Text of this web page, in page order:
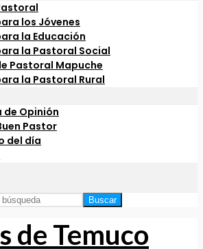
los Jóvenes
la Educación
la Pastoral Social
Pastoral Mapuche
la Pastoral Rural
de Opinión
Pastor
del día
Buscar